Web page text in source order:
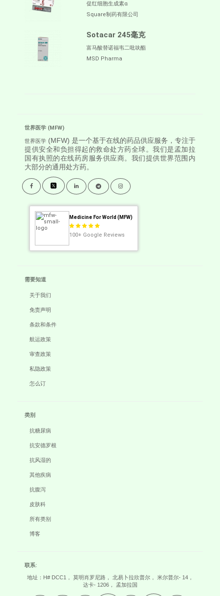
促红细胞生成素α
Square制药有限公司
Sotacar 245毫克
富马酸替诺福韦二吡呋酯
MSD Pharma
世界医学 (MFW)
世界医学 (MFW) 是一个基于在线的药品供应服务，专注于
提供安全和负担得起的救命处方药全球。我们是孟加拉
国有执照的在线药房服务供应商。我们提供世界范围内
大部分的通用处方药。
Medicine For World (MFW)
100+ Google Reviews
需要知道
关于我们
免责声明
条款和条件
航运政策
审查政策
私隐政策
怎么订
类别
抗糖尿病
抗安德罗根
抗风湿的
其他疾病
抗腹泻
皮肤科
所有类别
博客
联系:
地址：H# DCC1， 莫明肖罗尼路， 北易卜拉欣普尔， 米尔普尔- 14，
达卡- 1206， 孟加拉国